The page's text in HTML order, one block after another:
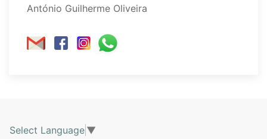
António Guilherme Oliveira
Select Language ▼